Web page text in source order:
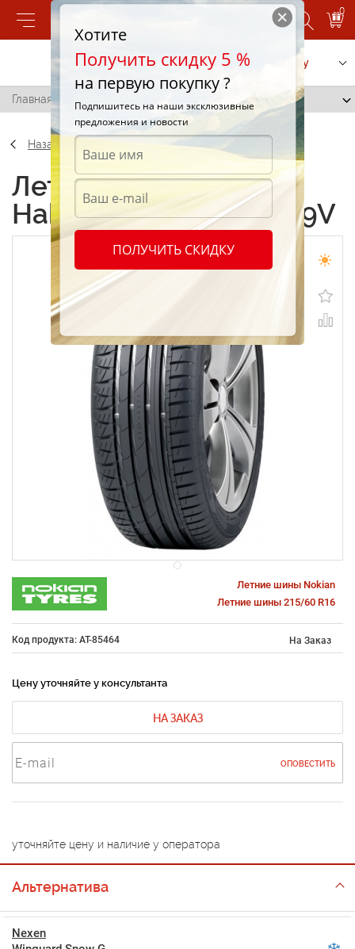
0
Позвонить Заказать услугу
Главная /
Назад
Летние шины Nokian
Hakka H 215/60 R16 99V
Летние шины Nokian
Летние шины 215/60 R16
Код продукта: AT-85464 На Заказ
Цену уточняйте у консультанта
НА ЗАКАЗ
ОПОВЕСТИТЬ
уточняйте цену и наличие у оператора
Альтернатива
Nexen
Хотите
Получить скидку 5 %
на первую покупку ?
Подпишитесь на наши эксклюзивные
предложения и новости
ПОЛУЧИТЬ СКИДКУ